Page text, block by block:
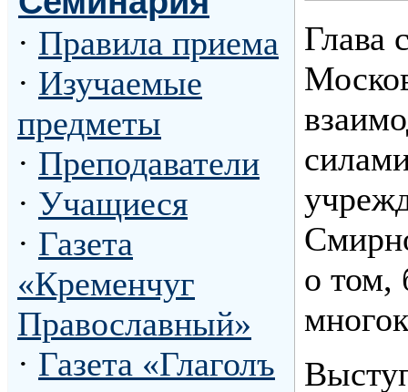
· Правила приема
· Изучаемые
предметы
· Преподаватели
· Учащиеся
· Газета
«Кременчуг
Православный»
· Газета «Глаголъ
Глава
о том,